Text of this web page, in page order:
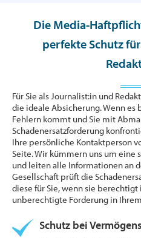
Die Media-
perfekte Schutz
Für Sie als Journalist:in und
die ideale Absicherung. Wenn
Fehlern kommt und Sie mit
Schadenersatzforderung
Ihre persönliche Kontaktperson
Seite. Wir kümmern uns um eine
und leiten alle Informationen an
Gesellschaft prüft die
diese für Sie, wenn sie
unberechtigte Forderung in
Schutz bei